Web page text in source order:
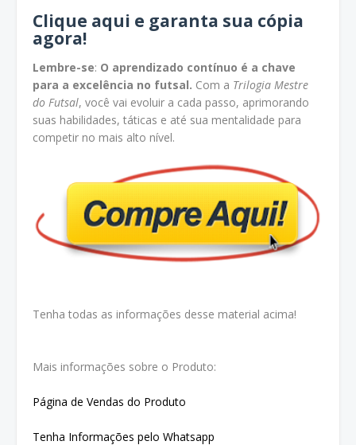
Clique aqui e garanta sua cópia
agora!
Lembre-se: O aprendizado contínuo é a chave
para a excelência no futsal. Com a Trilogia Mestre
do Futsal, você vai evoluir a cada passo, aprimorando
suas habilidades, táticas e até sua mentalidade para
competir no mais alto nível.
Tenha todas as informações desse material acima!
Mais informações sobre o Produto:
Página de Vendas do Produto
Tenha Informações pelo Whatsapp